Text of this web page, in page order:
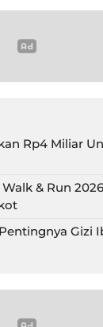
Rp4 Miliar
& Run
Gizi